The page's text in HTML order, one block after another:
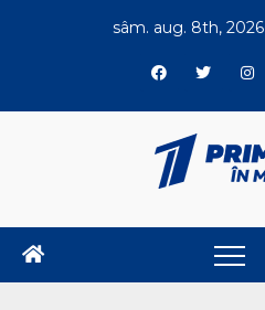
sâm. aug. 8th, 2026